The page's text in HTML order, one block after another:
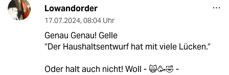
Lowandorder
17.07.2024, 08:04 Uhr
Genau Genau! Gelle
“Der Haushaltsentwurf hat mit viele Lücken.“
Oder halt auch nicht! Woll - 🙀🥳🤣 -